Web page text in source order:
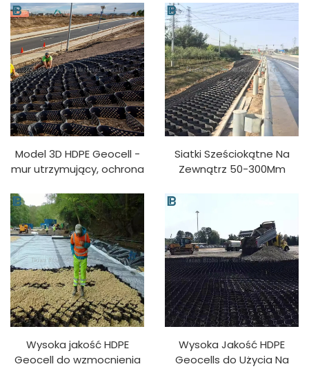
Zgrubienia Grazu dla
Użycia na Zewnątrz
Możliwość Projektowania
w 3D PP
Do Wykładania Drogowy
PP Materiał Z Możliwością
Projektowania 3D
Model 3D HDPE Geocell -
mur utrzymujący, ochrona
stabilizator żwiru z
teksturą do użytku na
zewnątrz
Siatki Sześciokątne Na
Zewnątrz 50-300Mm
Stabilizator Podjazdu Geo
Żwirowy PP Materiał
Wysoka jakość HDPE
Geocell do wzmocnienia
Wysoka Jakość HDPE
Geocells do Użycia Na